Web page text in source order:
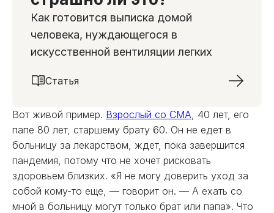
Как готовится выписка домой
человека, нуждающегося в
искусственной вентиляции легких
Статья
Вот живой пример. Взрослый со СМА, 40 лет, его
папе 80 лет, старшему брату 60. Он не едет в
больницу за лекарством, ждет, пока завершится
пандемия, потому что не хочет рисковать
здоровьем близких. «Я не могу доверить уход за
собой кому-то еще, — говорит он. — А ехать со
мной в больницу могут только брат или папа». Что